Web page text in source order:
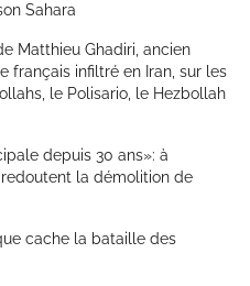
Sahara
Matthieu Ghadiri, ancien
français infiltré en Iran, sur les
le Polisario, le Hezbollah
depuis 30 ans»: à
la démolition de
cache la bataille des